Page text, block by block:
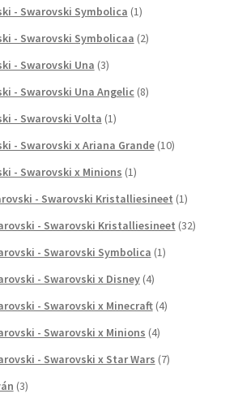
- Swarovski Symbolica (1)
- Swarovski Symbolicaa (2)
- Swarovski Una (3)
- Swarovski Una Angelic (8)
- Swarovski Volta (1)
- Swarovski x Ariana Grande (10)
- Swarovski x Minions (1)
- Swarovski Kristalliesineet (1)
- Swarovski Kristalliesineet (32)
- Swarovski Symbolica (1)
- Swarovski x Disney (4)
- Swarovski x Minecraft (4)
- Swarovski x Minions (4)
- Swarovski x Star Wars (7)
(3)